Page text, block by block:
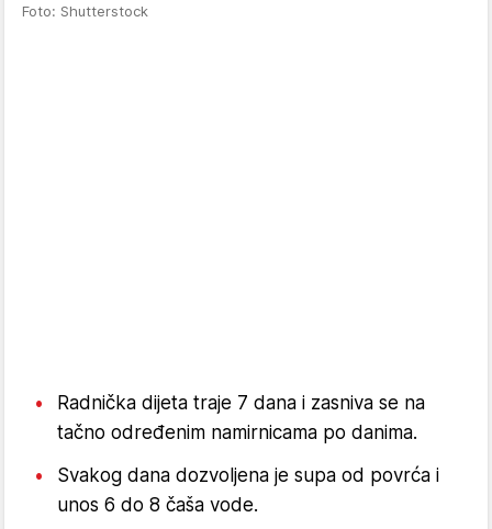
Foto: Shutterstock
Radnička dijeta traje 7 dana i zasniva se na
tačno određenim namirnicama po danima.
Svakog dana dozvoljena je supa od povrća i
unos 6 do 8 čaša vode.